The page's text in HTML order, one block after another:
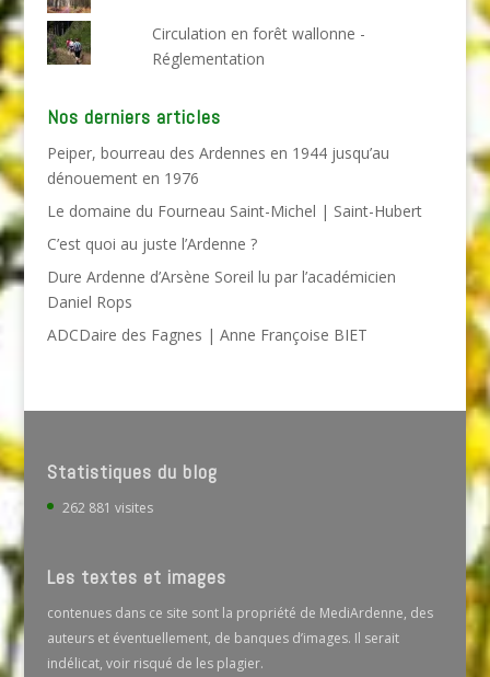
Circulation en forêt wallonne -
Réglementation
Nos derniers articles
Peiper, bourreau des Ardennes en 1944 jusqu’au
dénouement en 1976
Le domaine du Fourneau Saint-Michel | Saint-Hubert
C’est quoi au juste l’Ardenne ?
Dure Ardenne d’Arsène Soreil lu par l’académicien
Daniel Rops
ADCDaire des Fagnes | Anne Françoise BIET
Statistiques du blog
262 881 visites
Les textes et images
contenues dans ce site sont la propriété de MediArdenne, des
auteurs et éventuellement, de banques d’images. Il serait
indélicat, voir risqué de les plagier.